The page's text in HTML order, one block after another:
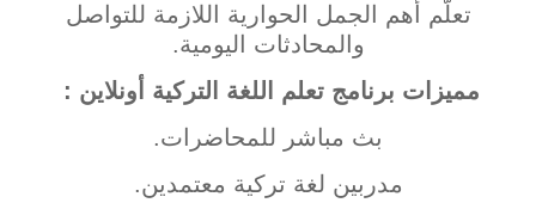
تعلّم أهم الجمل الحوارية اللازمة للتواصل
والمحادثات اليومية.
مميزات برنامج تعلم اللغة التركية أونلاين :
بث مباشر للمحاضرات.
مدربين لغة تركية معتمدين.